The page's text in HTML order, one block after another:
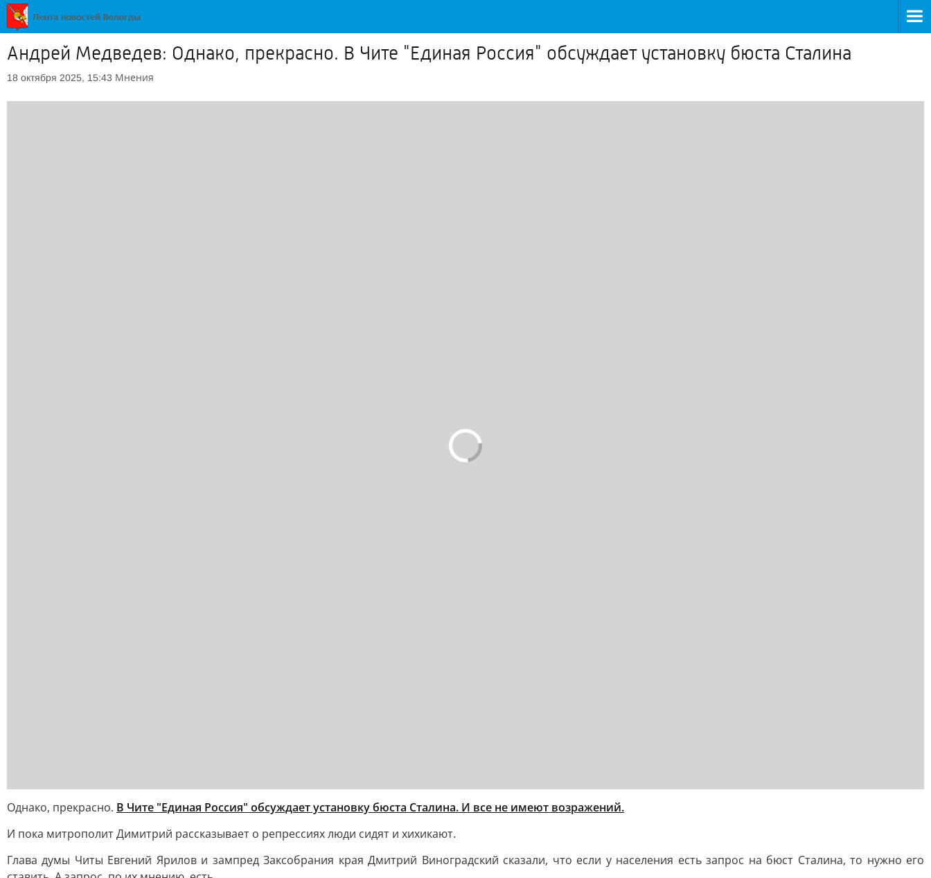
Андрей Медведев: Однако, прекрасно. В Чите "Единая Россия" обсуждает установку бюста Сталина
18 октября 2025, 15:43 Мнения
Однако, прекрасно. В Чите "Единая Россия" обсуждает установку бюста Сталина. И все не имеют возражений.
И пока митрополит Димитрий рассказывает о репрессиях люди сидят и хихикают.
Глава думы Читы Евгений Ярилов и зампред Заксобрания края Дмитрий Виноградский сказали, что если у населения есть запрос на бюст Сталина, то нужно его